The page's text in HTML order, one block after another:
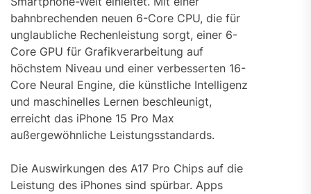
bahnbrechenden neuen 6-Core CPU, die für
unglaubliche Rechenleistung sorgt, einer 6-
Core GPU für Grafikverarbeitung auf
höchstem Niveau und einer verbesserten 16-
Core Neural Engine, die künstliche Intelligenz
und maschinelles Lernen beschleunigt,
erreicht das iPhone 15 Pro Max
außergewöhnliche Leistungsstandards.
Die Auswirkungen des A17 Pro Chips auf die
Leistung des iPhones sind spürbar. Apps